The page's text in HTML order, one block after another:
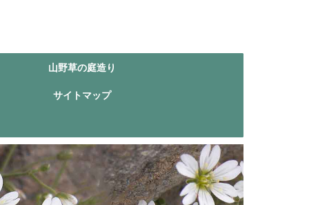
山野草の庭造り
サイトマップ